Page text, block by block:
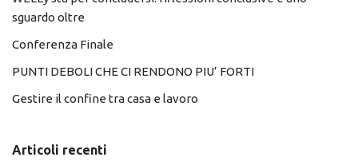
sguardo oltre
Conferenza Finale
PUNTI DEBOLI CHE CI RENDONO PIU’ FORTI
Gestire il confine tra casa e lavoro
Articoli recenti